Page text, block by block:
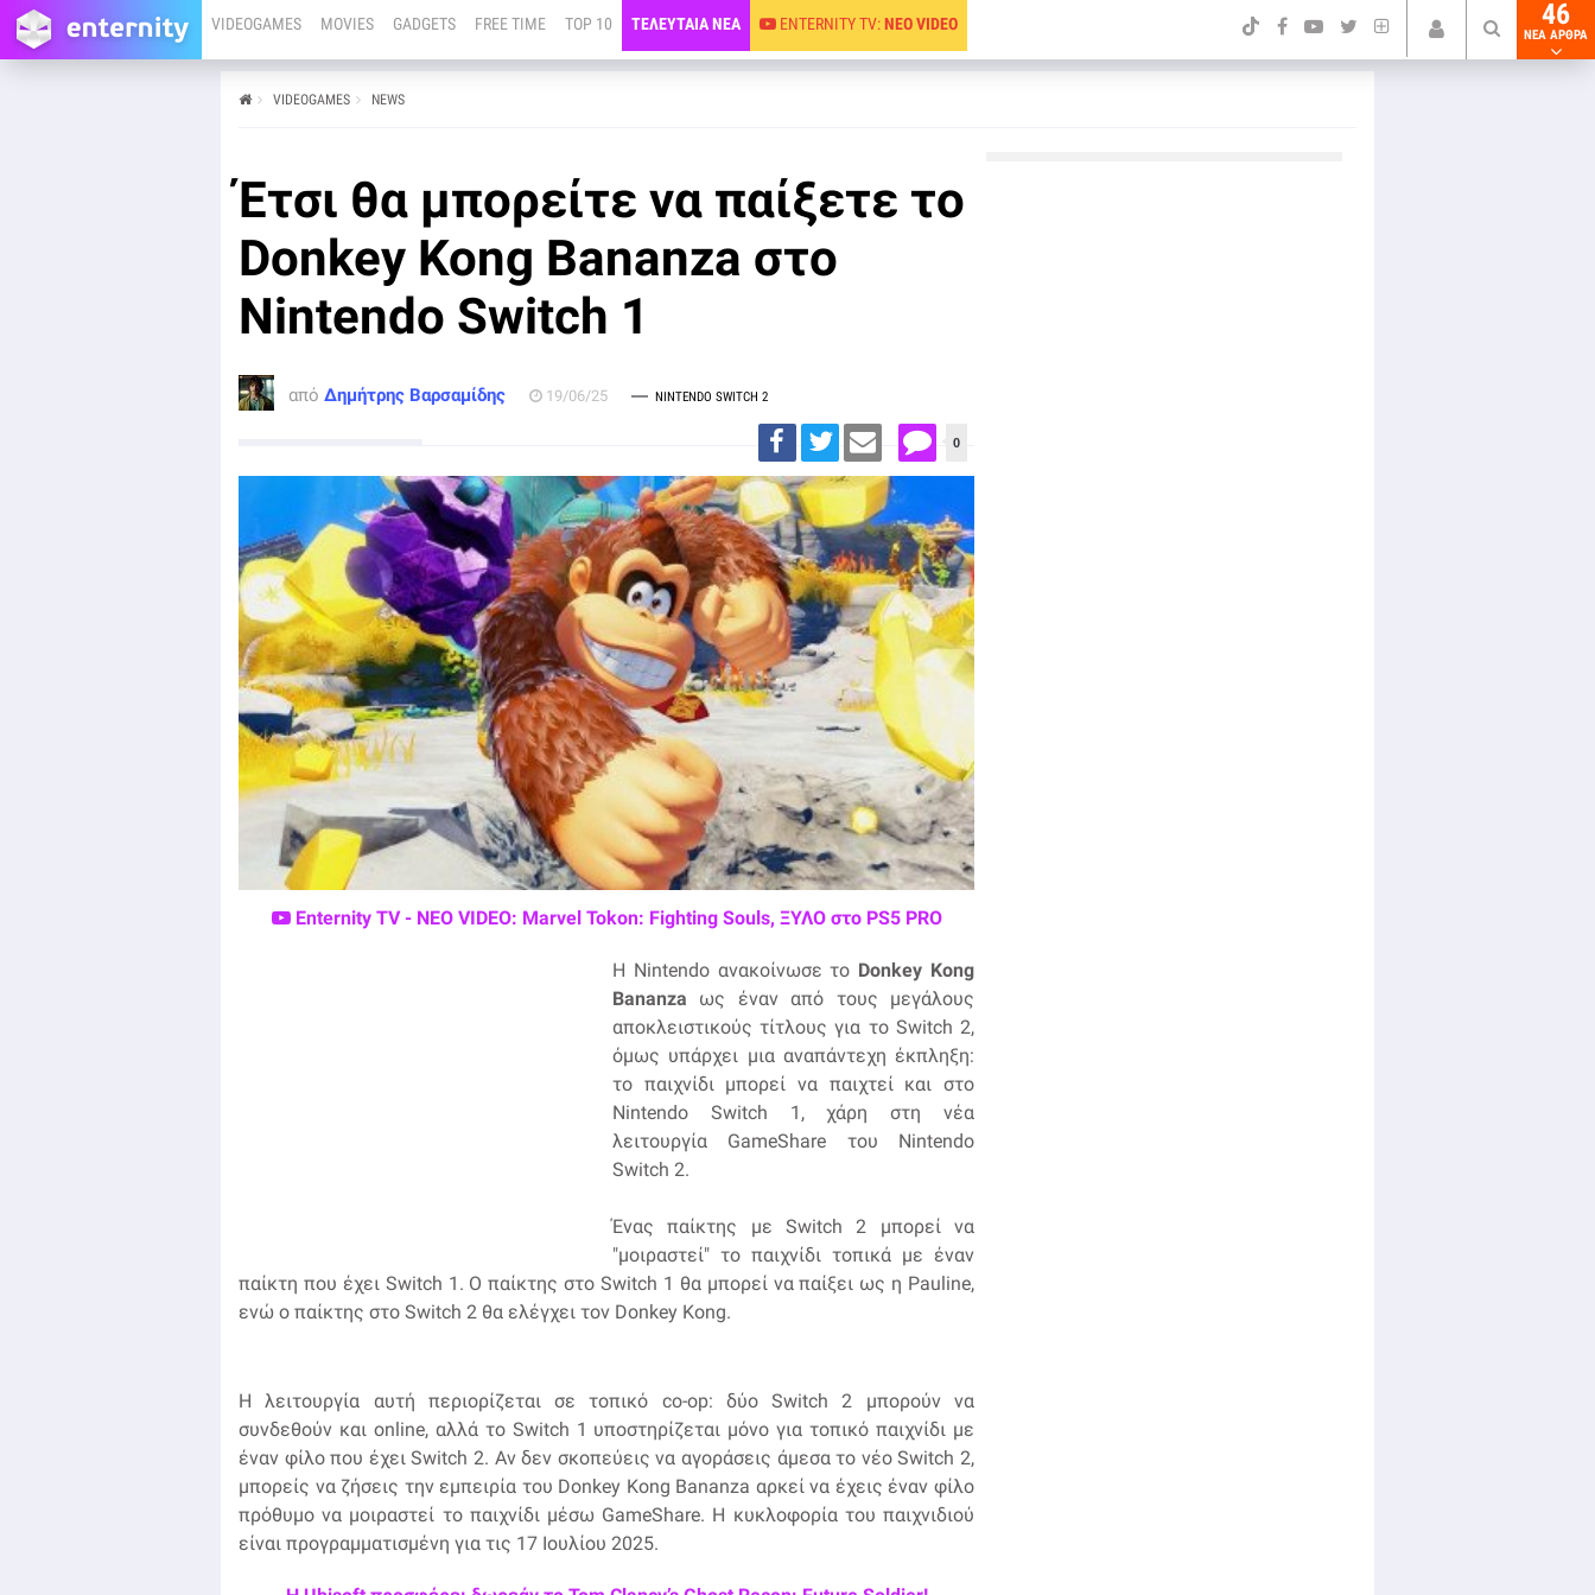
VIDEOGAMES MOVIES GADGETS FREE TIME TOP 10 ΤΕΛΕΥΤΑΙΑ ΝΕΑ ENTERNITY TV:ΝΕΟ VIDEO 46
NEA ΑΡΘΡΑ
VIDEOGAMES NEWS
Έτσι θα μπορείτε να παίξετε το
Donkey Kong Bananza στο
Nintendo Switch 1
από Δημήτρης Βαρσαμίδης 19/06/25 NINTENDO SWITCH 2
0
Enternity TV - ΝΕΟ VIDEO: Marvel Tokon: Fighting Souls, ΞΥΛΟ στο PS5 PRO
Η Nintendo ανακοίνωσε το Donkey Kong
Bananza ως έναν από τους μεγάλους
αποκλειστικούς τίτλους για το Switch 2,
όμως υπάρχει μια αναπάντεχη έκπληξη:
το παιχνίδι μπορεί να παιχτεί και στο
Nintendo Switch 1, χάρη στη νέα
λειτουργία GameShare του Nintendo
Switch 2.
Ένας παίκτης με Switch 2 μπορεί να
"μοιραστεί" το παιχνίδι τοπικά με έναν
παίκτη που έχει Switch 1. Ο παίκτης στο Switch 1 θα μπορεί να παίξει ως η Pauline,
ενώ ο παίκτης στο Switch 2 θα ελέγχει τον Donkey Kong.
Η λειτουργία αυτή περιορίζεται σε τοπικό co-op: δύο Switch 2 μπορούν να
συνδεθούν και online, αλλά το Switch 1 υποστηρίζεται μόνο για τοπικό παιχνίδι με
έναν φίλο που έχει Switch 2. Αν δεν σκοπεύεις να αγοράσεις άμεσα το νέο Switch 2,
μπορείς να ζήσεις την εμπειρία του Donkey Kong Bananza αρκεί να έχεις έναν φίλο
πρόθυμο να μοιραστεί το παιχνίδι μέσω GameShare. Η κυκλοφορία του παιχνιδιού
είναι προγραμματισμένη για τις 17 Ιουλίου 2025.
Δημήτρης Βαρσαμίδης
Η Nintendo ανακοίνωσε το Donkey Kong Bananza ως
έναν από τους μεγάλους αποκλειστικούς τίτλους για
το παιχνίδι μπορεί να παιχτεί και στο Nintendo Switch